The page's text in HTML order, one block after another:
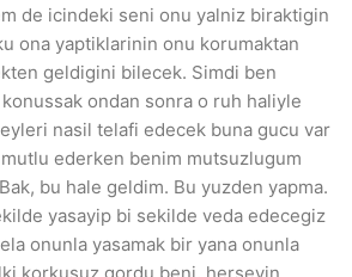
de icindeki seni onu yalniz biraktigin
ona yaptiklarinin onu korumaktan
geldigini bilecek. Simdi ben
ondan sonra o ruh haliyle
nasil telafi edecek buna gucu var
ederken benim mutsuzlugum
bu hale geldim. Bu yuzden yapma.
yasayip bi sekilde veda edecegiz
onunla yasamak bir yana onunla